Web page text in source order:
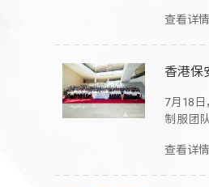
告的建
查看详
7月18
制服团
业正大天
查看详